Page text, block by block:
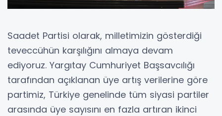
Saadet Partisi olarak, milletimizin gösterdiği
teveccühün karşılığını almaya devam
ediyoruz. Yargıtay Cumhuriyet Başsavcılığı
tarafından açıklanan üye artış verilerine göre
partimiz, Türkiye genelinde tüm siyasi partiler
arasında üye sayısını en fazla artıran ikinci